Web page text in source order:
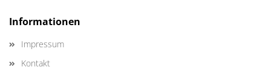
Informationen
Impressum
Kontakt